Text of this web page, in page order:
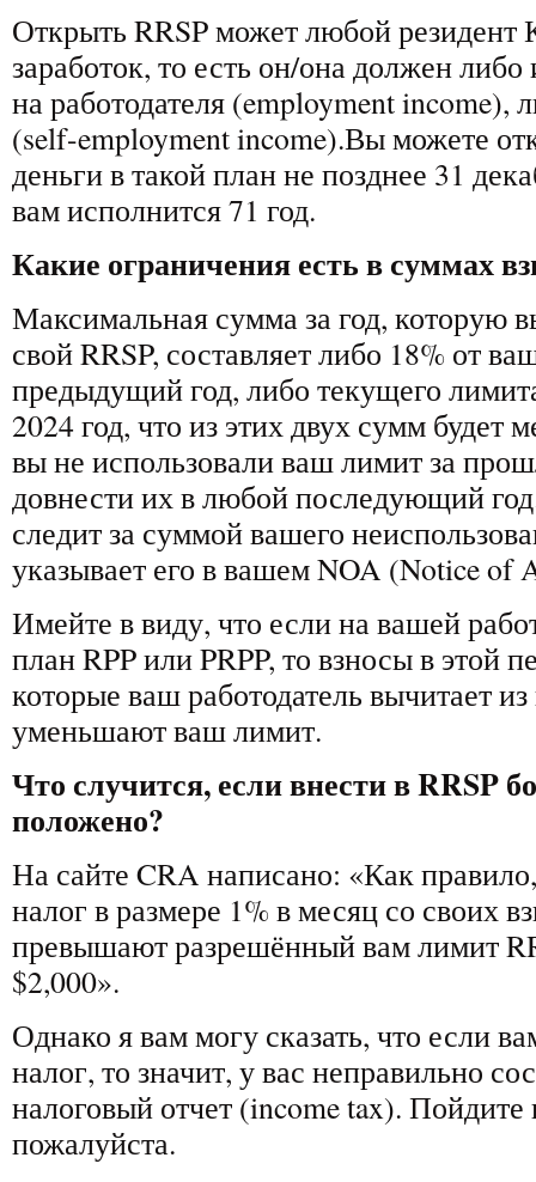
Открыть RRSP может любой
заработок, то есть он/она должен
на работодателя (employment income),
(self-employment income).Вы можете
деньги в такой план не позднее 31
вам исполнится 71 год.
Какие ограничения есть в суммах
Максимальная сумма за год, которую
свой RRSP, составляет либо 18% от
предыдущий год, либо текущего
2024 год, что из этих двух сумм будет
вы не использовали ваш лимит за
довнести их в любой последующий
следит за суммой вашего
указывает его в вашем NOA (Notice of
Имейте в виду, что если на вашей
план RPP или PRPP, то взносы в этой
которые ваш работодатель вычитает
уменьшают ваш лимит.
Что случится, если внести в RRSP
положено?
На сайте CRA написано: «Как
налог в размере 1% в месяц со своих
превышают разрешённый вам лимит
$2,000».
Однако я вам могу сказать, что если
налог, то значит, у вас неправильно
налоговый отчет (income tax). Пойдите
пожалуйста.